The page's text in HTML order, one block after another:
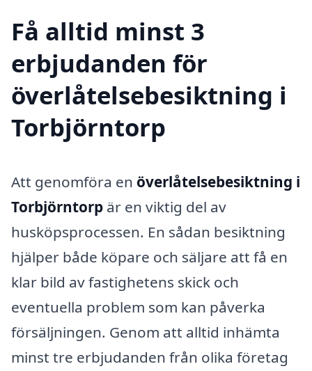
Få alltid minst 3
erbjudanden för
överlåtelsebesiktning i
Torbjörntorp
Att genomföra en överlåtelsebesiktning i
Torbjörntorp är en viktig del av
husköpsprocessen. En sådan besiktning
hjälper både köpare och säljare att få en
klar bild av fastighetens skick och
eventuella problem som kan påverka
försäljningen. Genom att alltid inhämta
minst tre erbjudanden från olika företag